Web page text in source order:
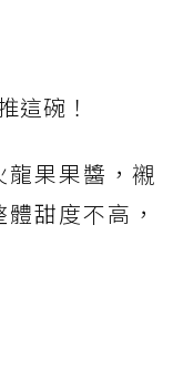
這碗！
果果醬，襯
甜度不高，